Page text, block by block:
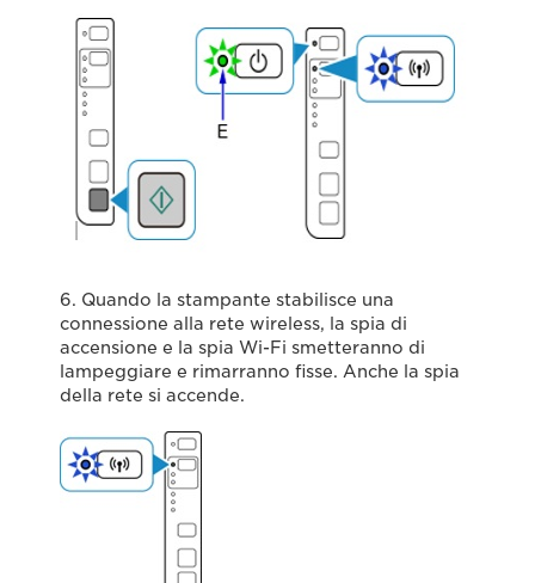
6. Quando la stampante stabilisce una
connessione alla rete wireless, la spia di
accensione e la spia Wi-Fi smetteranno di
lampeggiare e rimarranno fisse. Anche la spia
della rete si accende.